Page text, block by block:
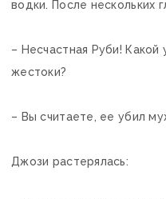
водки. После нескольких
– Несчастная Руби!
жестоки?
– Вы считаете, ее убил
Джози растерялась: